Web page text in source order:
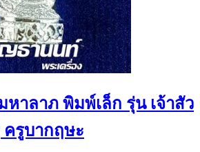
าลาภ พิมพ์เล็ก รุ่น เจ้าสัว
ครูบากฤษะ